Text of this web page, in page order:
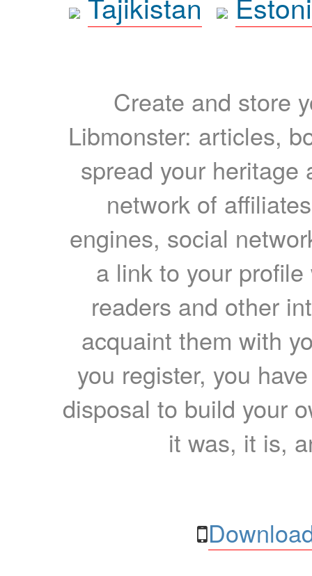
Create and store
Libmonster: articles,
spread your heritage
network of
engines, social
a link to your
readers and other
acquaint them with
you register, you
disposal to build your
it was, it is,